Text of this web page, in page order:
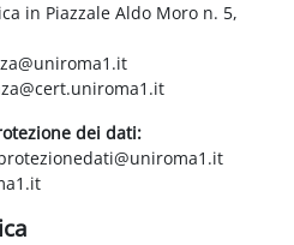
in Piazzale Aldo Moro n. 5,
dei dati: